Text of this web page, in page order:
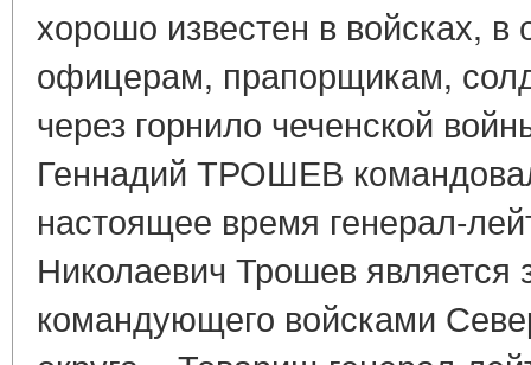
хорошо известен в войсках, в
офицерам, прапорщикам,
через горнило чеченской
Геннадий ТРОШЕВ
настоящее время генерал-
Николаевич Трошев является
командующего войсками